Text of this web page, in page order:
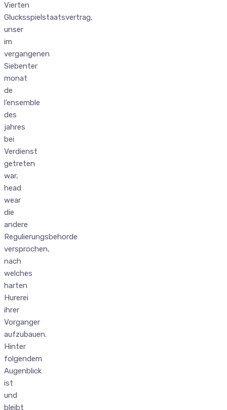
Vierten
Glucksspielstaatsvertrag,
unser
im
vergangenen
Siebenter
monat
de
l’ensemble
des
jahres
bei
Verdienst
getreten
war,
head
wear
die
andere
Regulierungsbehorde
versprochen,
nach
welches
harten
Hurerei
ihrer
Vorganger
aufzubauen.
Hinter
folgendem
Augenblick
ist
und
bleibt